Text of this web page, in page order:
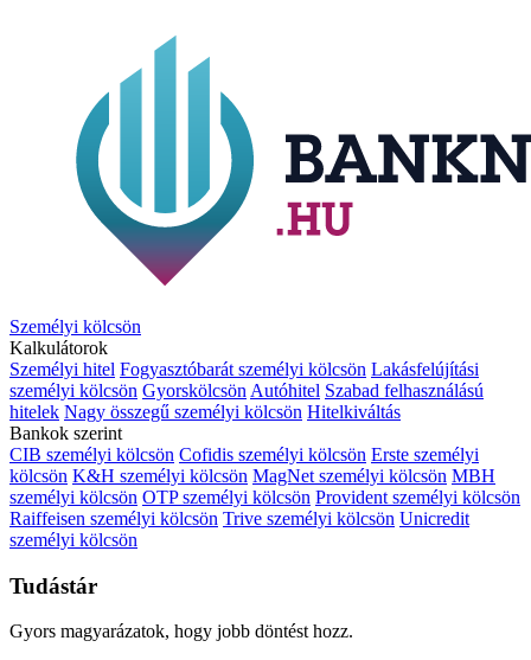
Személyi kölcsön
Kalkulátorok
Személyi hitel Fogyasztóbarát személyi kölcsön Lakásfelújítási
személyi kölcsön Gyorskölcsön Autóhitel Szabad felhasználású
hitelek Nagy összegű személyi kölcsön Hitelkiváltás
Bankok szerint
CIB személyi kölcsön Cofidis személyi kölcsön Erste személyi
kölcsön K&H személyi kölcsön MagNet személyi kölcsön MBH
személyi kölcsön OTP személyi kölcsön Provident személyi kölcsön
Raiffeisen személyi kölcsön Trive személyi kölcsön Unicredit
személyi kölcsön
Tudástár
Gyors magyarázatok, hogy jobb döntést hozz.